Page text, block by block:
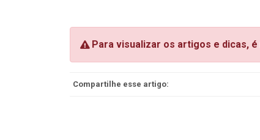
Para visualizar os artigos e dicas,
Compartilhe esse artigo: